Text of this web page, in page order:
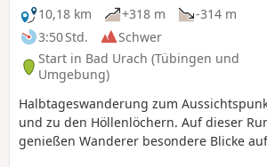
10,18 km
+318 m
-314 m
3:50 Std.
Schwer
Start in Bad Urach (Tübingen und
Umgebung)
Halbtageswanderung zum
und zu den Höllenlöchern. Auf dieser
genießen Wanderer besondere Blicke